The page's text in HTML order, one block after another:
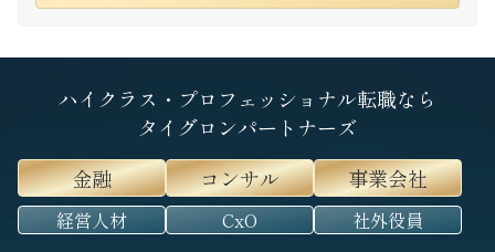
ハイクラス・プロフェッショナル転職なら
タイグロンパートナーズ
金融
コンサル 事業会社
経営人材 CxO 社外役員